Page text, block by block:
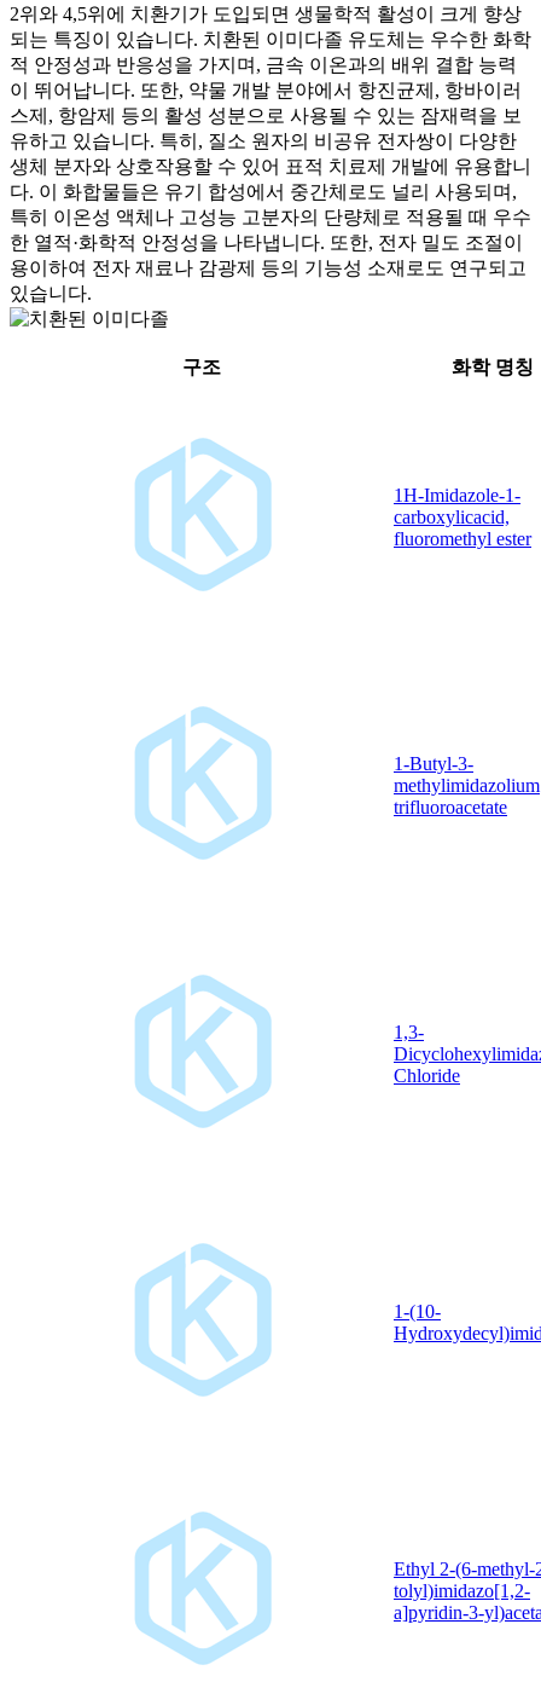
2위와 4,5위에 치환기가 도입되면 생물학적 활성이 크게 향상
되는 특징이 있습니다. 치환된 이미다졸 유도체는 우수한 화학
적 안정성과 반응성을 가지며, 금속 이온과의 배위 결합 능력
이 뛰어납니다. 또한, 약물 개발 분야에서 항진균제, 항바이러
스제, 항암제 등의 활성 성분으로 사용될 수 있는 잠재력을 보
유하고 있습니다. 특히, 질소 원자의 비공유 전자쌍이 다양한
생체 분자와 상호작용할 수 있어 표적 치료제 개발에 유용합니
다. 이 화합물들은 유기 합성에서 중간체로도 널리 사용되며,
특히 이온성 액체나 고성능 고분자의 단량체로 적용될 때 우수
한 열적·화학적 안정성을 나타냅니다. 또한, 전자 밀도 조절이
용이하여 전자 재료나 감광제 등의 기능성 소재로도 연구되고
있습니다.
구조 화학 명칭
1H-Imidazole-1-
carboxylicacid,
fluoromethyl ester
1-Butyl-3-
methylimidazolium
trifluoroacetate
1,3-
Chloride
1-(10-
Ethyl 2-(6-methyl-
tolyl)imidazo[1,2-
a]pyridin-3-